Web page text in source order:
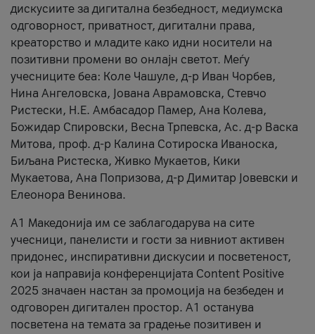
дискусиите за дигитална безбедност, медиумска
одговорност, приватност, дигитални права,
креаторство и младите како идни носители на
позитивни промени во онлајн светот. Меѓу
учесниците беа: Коле Чашуле, д-р Иван Чорбев,
Нина Ангеловска, Јована Аврамовска, Стевчо
Ристески, Н.Е. Амбасадор Памер, Ана Колева,
Божидар Спировски, Весна Трпевска, Ас. д-р Васка
Митова, проф. д-р Калина Сотироска Иваноска,
Биљана Ристеска, Живко Мукаетов, Кики
Мукаетова, Ана Попризова, д-р Димитар Јовевски и
Елеонора Венинова.
А1 Македонија им се заблагодарува на сите
учесници, панелисти и гости за нивниот активен
придонес, инспиративни дискусии и посветеност,
кои ја направија конференцијата Content Positive
2025 значаен настан за промоција на безбеден и
одговорен дигитален простор. А1 останува
посветена на темата за градење позитивен и